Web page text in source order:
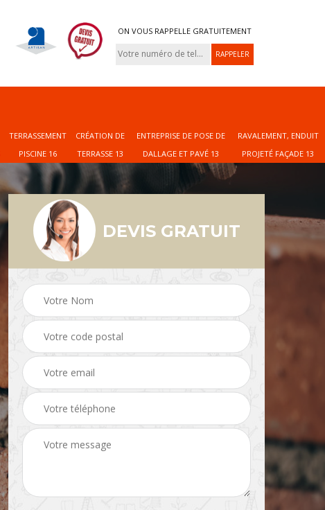
ON VOUS RAPPELLE GRATUITEMENT
TERRASSEMENT
PISCINE 16
CRÉATION DE
TERRASSE 13
ENTREPRISE DE POSE DE
DALLAGE ET PAVÉ 13
RAVALEMENT, ENDUIT
PROJETÉ FAÇADE 13
DEVIS GRATUIT